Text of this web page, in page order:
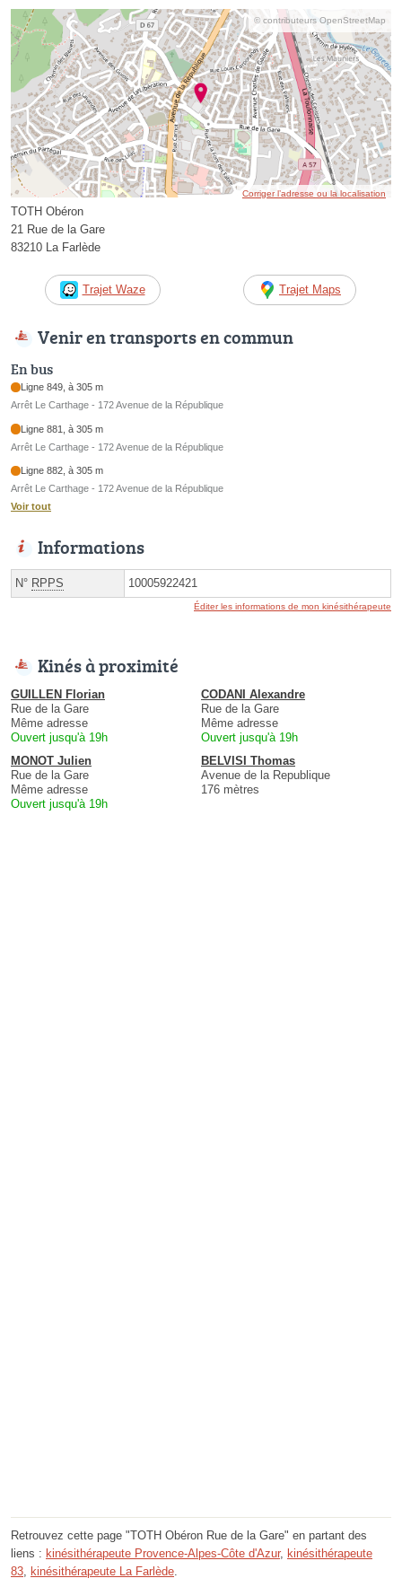
© contributeurs OpenStreetMap
Corriger l’adresse ou la localisation
TOTH Obéron
21 Rue de la Gare
83210 La Farlède
Trajet Waze Trajet Maps
Venir en transports en commun
En bus
Ligne 849, à 305 m
Arrêt Le Carthage - 172 Avenue de la République
Ligne 881, à 305 m
Arrêt Le Carthage - 172 Avenue de la République
Ligne 882, à 305 m
Arrêt Le Carthage - 172 Avenue de la République
Voir tout
Informations
N° RPPS 10005922421
Éditer les informations de mon kinésithérapeute
Kinés à proximité
GUILLEN Florian
Rue de la Gare
Même adresse
Ouvert jusqu'à 19h
CODANI Alexandre
Rue de la Gare
Même adresse
Ouvert jusqu'à 19h
MONOT Julien
Rue de la Gare
Même adresse
Ouvert jusqu'à 19h
BELVISI Thomas
Avenue de la Republique
176 mètres
Retrouvez cette page "TOTH Obéron Rue de la Gare" en partant des
liens : kinésithérapeute Provence-Alpes-Côte d'Azur, kinésithérapeute
83, kinésithérapeute La Farlède.